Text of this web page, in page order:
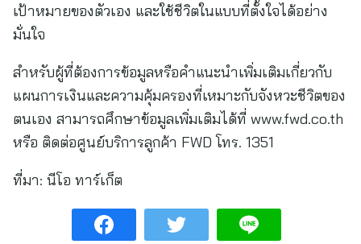
เป้าหมายของตัวเอง และใช้ชีวิตในแบบที่ตั้งใจได้อย่าง
มั่นใจ
สำหรับผู้ที่ต้องการข้อมูลหรือคำแนะนำเพิ่มเติมเกี่ยวกับ
แผนการเงินและความคุ้มครองที่เหมาะกับจังหวะชีวิตของ
ตนเอง สามารถศึกษาข้อมูลเพิ่มเติมได้ที่ www.fwd.co.th
หรือ ติดต่อศูนย์บริการลูกค้า FWD โทร. 1351
ที่มา: นีโอ ทาร์เก็ต